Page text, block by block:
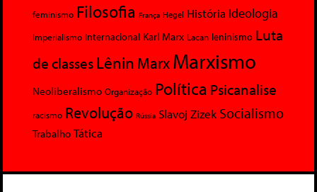
feminismo Filosofia França Hegel História Ideologia
Imperialismo Internacional Karl Marx Lacan leninismo Luta
de classesLênin MarxMarxismo
Neoliberalismo Organização Política Psicanalise
racismo Revolução Rússia Slavoj Zizek Socialismo
Trabalho Tática